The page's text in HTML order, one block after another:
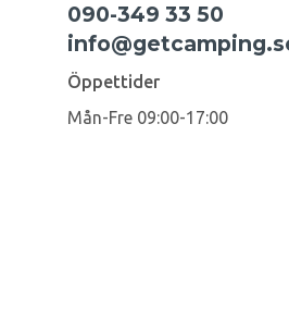
090-349 33 50
Öppettider
Mån-Fre 09:00-17:00